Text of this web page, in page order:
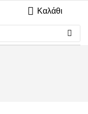
Καλάθι